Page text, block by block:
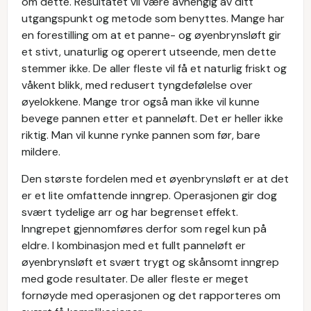
utgangspunkt og metode som benyttes. Mange har
en forestilling om at et panne- og øyenbrynsløft gir
et stivt, unaturlig og operert utseende, men dette
stemmer ikke. De aller fleste vil få et naturlig friskt og
våkent blikk, med redusert tyngdefølelse over
øyelokkene. Mange tror også man ikke vil kunne
bevege pannen etter et panneløft. Det er heller ikke
riktig. Man vil kunne rynke pannen som før, bare
mildere.
Den største fordelen med et øyenbrynsløft er at det
er et lite omfattende inngrep. Operasjonen gir dog
svært tydelige arr og har begrenset effekt.
Inngrepet gjennomføres derfor som regel kun på
eldre. I kombinasjon med et fullt panneløft er
øyenbrynsløft et svært trygt og skånsomt inngrep
med gode resultater. De aller fleste er meget
fornøyde med operasjonen og det rapporteres om